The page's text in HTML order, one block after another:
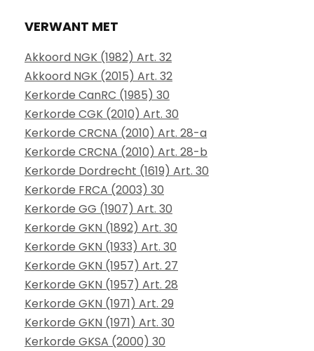
VERWANT MET
Akkoord NGK (1982) Art. 32
Akkoord NGK (2015) Art. 32
Kerkorde CanRC (1985) 30
Kerkorde CGK (2010) Art. 30
Kerkorde CRCNA (2010) Art. 28-a
Kerkorde CRCNA (2010) Art. 28-b
Kerkorde Dordrecht (1619) Art. 30
Kerkorde FRCA (2003) 30
Kerkorde GG (1907) Art. 30
Kerkorde GKN (1892) Art. 30
Kerkorde GKN (1933) Art. 30
Kerkorde GKN (1957) Art. 27
Kerkorde GKN (1957) Art. 28
Kerkorde GKN (1971) Art. 29
Kerkorde GKN (1971) Art. 30
Kerkorde GKSA (2000) 30